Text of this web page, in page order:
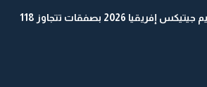
مراكش تستعد لتنظيم جيتيكس إفريقيا 2026 بصفقات تتجاوز 118